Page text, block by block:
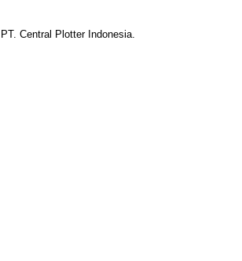
Central Plotter Indonesia.